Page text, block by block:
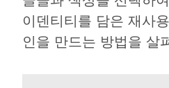
이덴티티를 담은 재사
인을 만드는 방법을 살